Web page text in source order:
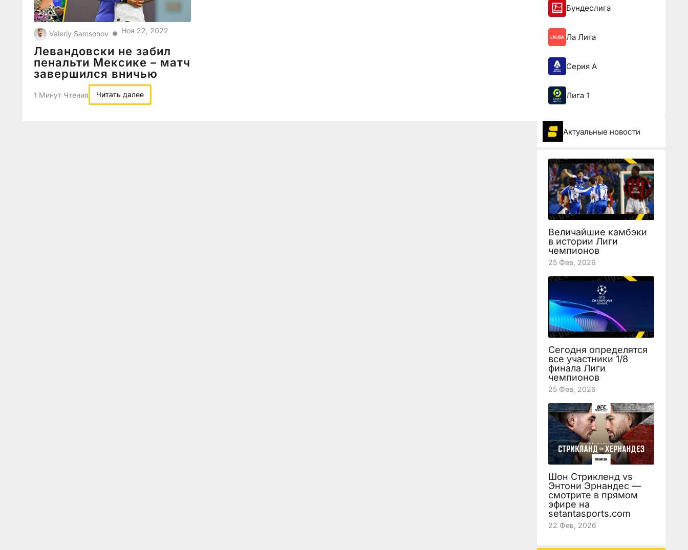
Valeriy Samsonov ● Ноя 22, 2022
Левандовски не забил
пенальти Мексике – матч
завершился вничью
1 Минут Чтения Читать далее
Бундеслига
Ла Лига
Серия А
Лига 1
Актуальные новости
Величайшие камбэки
в истории Лиги
чемпионов
25 Фев, 2026
Сегодня определятся
все участники 1/8
финала Лиги
чемпионов
25 Фев, 2026
Шон Стрикленд vs
Энтони Эрнандес —
смотрите в прямом
эфире на
setantasports.com
22 Фев, 2026